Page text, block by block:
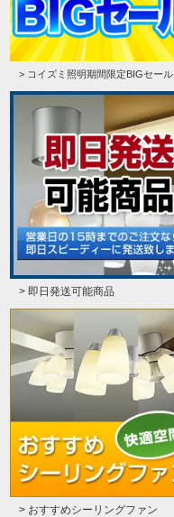
> コイズミ照明期間限定BIGセール
> 即日発送可能商品
> おすすめシーリングファン